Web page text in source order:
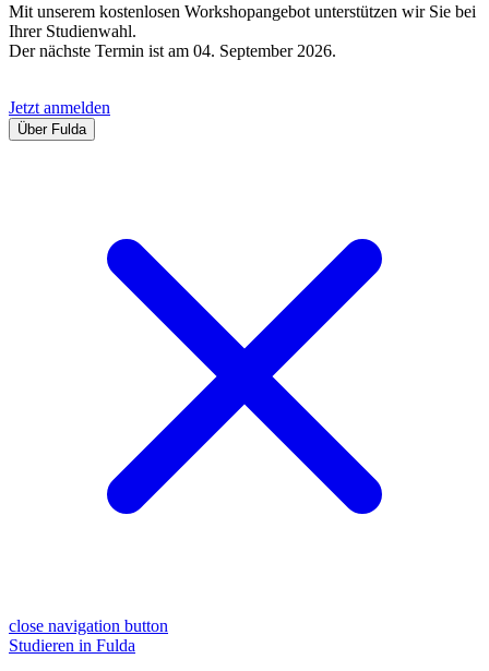
Mit unserem kostenlosen Workshopangebot unterstützen wir Sie bei
Ihrer Studienwahl.
Der nächste Termin ist am 04. September 2026.
Jetzt anmelden
Über Fulda
close navigation button
Studieren in Fulda